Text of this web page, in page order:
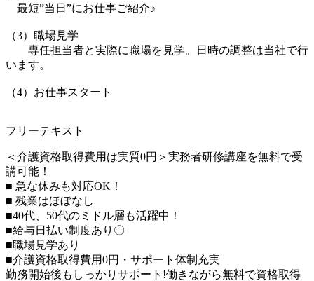
最短”当日”にお仕事ご紹介♪
（3）職場見学
専任担当者と実際に職場を見学。日時の調整は当社で行
います。
（4）お仕事スタート
フリーテキスト
＜介護資格取得費用は実質0円＞実務者研修講座を無料で受
講可能！
■ 急な休みも対応OK！
■ 残業はほぼなし
■40代、50代のミドル層も活躍中！
■給与日払い制度あり〇
■職場見学あり
■介護資格取得費用0円・サポート体制充実
勤務開始後もしっかりサポート!働きながら無料で資格取得